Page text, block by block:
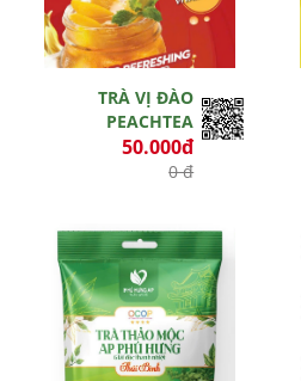
TRÀ VỊ ĐÀO
PEACHTEA
50.000đ
0 đ